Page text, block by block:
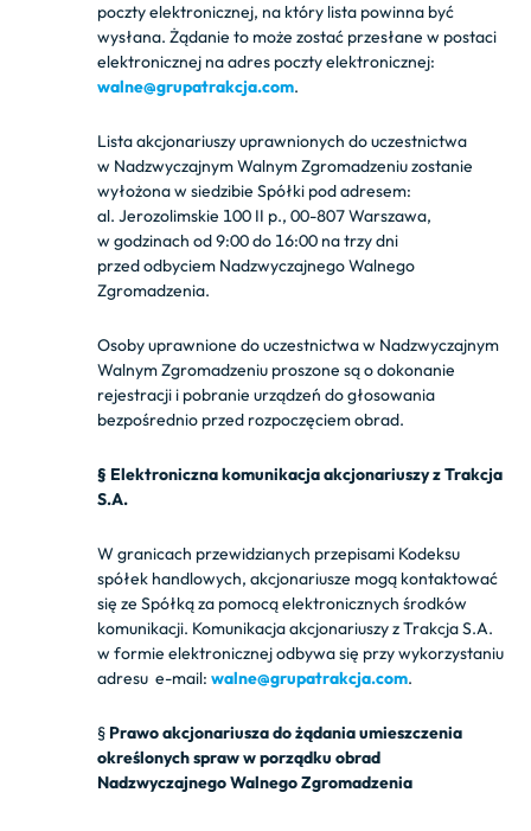
poczty elektronicznej, na który lista powinna być
wysłana. Żądanie to może zostać przesłane w postaci
elektronicznej na adres poczty elektronicznej:
walne@grupatrakcja.com.
Lista akcjonariuszy uprawnionych do uczestnictwa
w Nadzwyczajnym Walnym Zgromadzeniu zostanie
wyłożona w siedzibie Spółki pod adresem:
al. Jerozolimskie 100 II p., 00-807 Warszawa,
w godzinach od 9:00 do 16:00 na trzy dni
przed odbyciem Nadzwyczajnego Walnego
Zgromadzenia.
Osoby uprawnione do uczestnictwa w Nadzwyczajnym
Walnym Zgromadzeniu proszone są o dokonanie
rejestracji i pobranie urządzeń do głosowania
bezpośrednio przed rozpoczęciem obrad.
§ Elektroniczna komunikacja akcjonariuszy z Trakcja
S.A.
W granicach przewidzianych przepisami Kodeksu
spółek handlowych, akcjonariusze mogą kontaktować
się ze Spółką za pomocą elektronicznych środków
komunikacji. Komunikacja akcjonariuszy z Trakcja S.A.
w formie elektronicznej odbywa się przy wykorzystaniu
adresu e-mail: walne@grupatrakcja.com.
§ Prawo akcjonariusza do żądania umieszczenia
określonych spraw w porządku obrad
NadzwyczajnegoWalnego Zgromadzenia